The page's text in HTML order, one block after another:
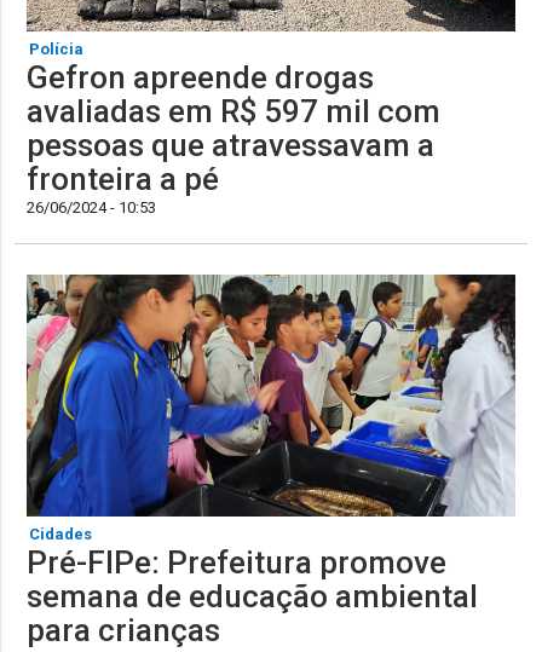
Polícia
Gefron apreende drogas
avaliadas em R$ 597 mil com
pessoas que atravessavam a
fronteira a pé
26/06/2024 - 10:53
Cidades
Pré-FIPe: Prefeitura promove
semana de educação ambiental
para crianças